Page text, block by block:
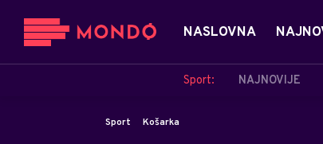
NASLOVNA
Sport: NAJNOVIJE
Sport Košarka